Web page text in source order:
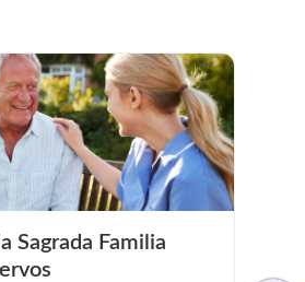
Sagrada Familia